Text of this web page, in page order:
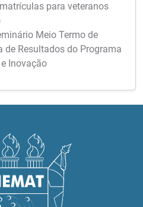
para veteranos
Meio Termo de
de Resultados do Programa
Inovação